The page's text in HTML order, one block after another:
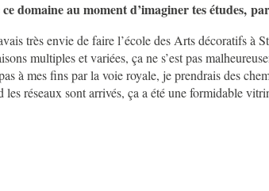
domaine au moment d’imaginer tes études,
très envie de faire l’école des Arts décoratifs à
multiples et variées, ça ne s’est pas
à mes fins par la voie royale, je prendrais des
réseaux sont arrivés, ça a été une formidable